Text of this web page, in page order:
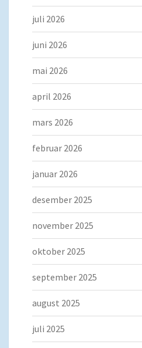
juli 2026
juni 2026
mai 2026
april 2026
mars 2026
februar 2026
januar 2026
desember 2025
november 2025
oktober 2025
september 2025
august 2025
juli 2025